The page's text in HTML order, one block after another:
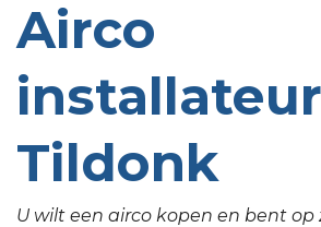
Airco
installateur
Tildonk
U wilt een airco kopen en bent op